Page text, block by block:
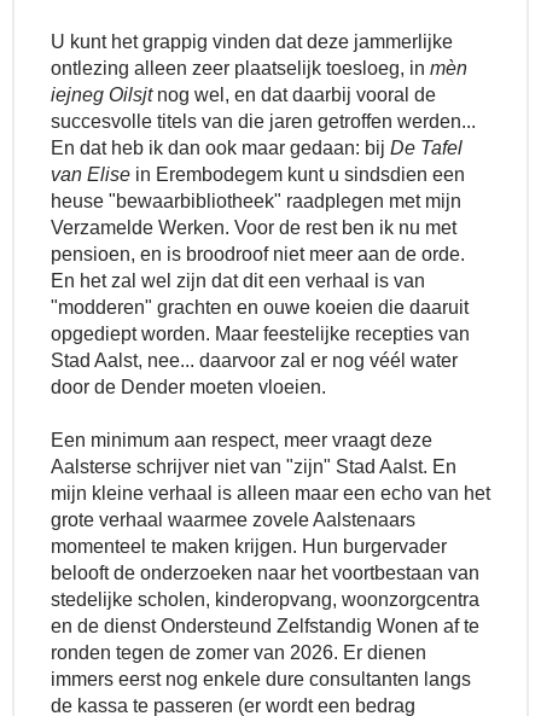
U kunt het grappig vinden dat deze jammerlijke
ontlezing alleen zeer plaatselijk toesloeg, in mèn
iejneg Oilsjt nog wel, en dat daarbij vooral de
succesvolle titels van die jaren getroffen werden...
En dat heb ik dan ook maar gedaan: bij De Tafel
van Elise in Erembodegem kunt u sindsdien een
heuse "bewaarbibliotheek" raadplegen met mijn
Verzamelde Werken. Voor de rest ben ik nu met
pensioen, en is broodroof niet meer aan de orde.
En het zal wel zijn dat dit een verhaal is van
"modderen" grachten en ouwe koeien die daaruit
opgediept worden. Maar feestelijke recepties van
Stad Aalst, nee... daarvoor zal er nog véél water
door de Dender moeten vloeien.
Een minimum aan respect, meer vraagt deze
Aalsterse schrijver niet van "zijn" Stad Aalst. En
mijn kleine verhaal is alleen maar een echo van het
grote verhaal waarmee zovele Aalstenaars
momenteel te maken krijgen. Hun burgervader
belooft de onderzoeken naar het voortbestaan van
stedelijke scholen, kinderopvang, woonzorgcentra
en de dienst Ondersteund Zelfstandig Wonen af te
ronden tegen de zomer van 2026. Er dienen
immers eerst nog enkele dure consultanten langs
de kassa te passeren (er wordt een bedrag